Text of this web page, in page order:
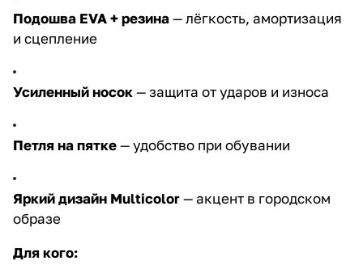
Подошва EVA+ резина— лёгкость, амортизация
и сцепление
Усиленный носок— защита от ударов и износа
Петля на пятке— удобство при обувании
Яркий дизайн Multicolor— акцент в городском
образе
Для кого: